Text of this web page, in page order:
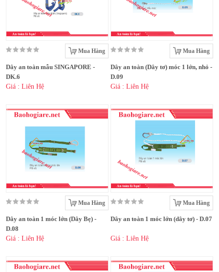
Mua Hàng
Dây an toàn mẫu SINGAPORE -
DK.6
Giá : Liên Hệ
Mua Hàng
Dây an toàn (Dây tơ) móc 1 lớn, nhỏ -
D.09
Giá : Liên Hệ
Mua Hàng
Dây an toàn 1 móc lớn (Dây Bẹ) -
D.08
Giá : Liên Hệ
Mua Hàng
Dây an toàn 1 móc lớn (dây tơ) - D.07
Giá : Liên Hệ